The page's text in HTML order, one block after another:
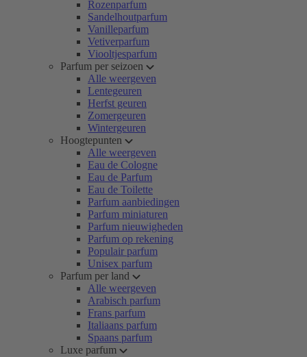
Rozenparfum
Sandelhoutparfum
Vanilleparfum
Vetiverparfum
Viooltjesparfum
Parfum per seizoen
Alle weergeven
Lentegeuren
Herfst geuren
Zomergeuren
Wintergeuren
Hoogtepunten
Alle weergeven
Eau de Cologne
Eau de Parfum
Eau de Toilette
Parfum aanbiedingen
Parfum miniaturen
Parfum nieuwigheden
Parfum op rekening
Populair parfum
Unisex parfum
Parfum per land
Alle weergeven
Arabisch parfum
Frans parfum
Italiaans parfum
Spaans parfum
Luxe parfum